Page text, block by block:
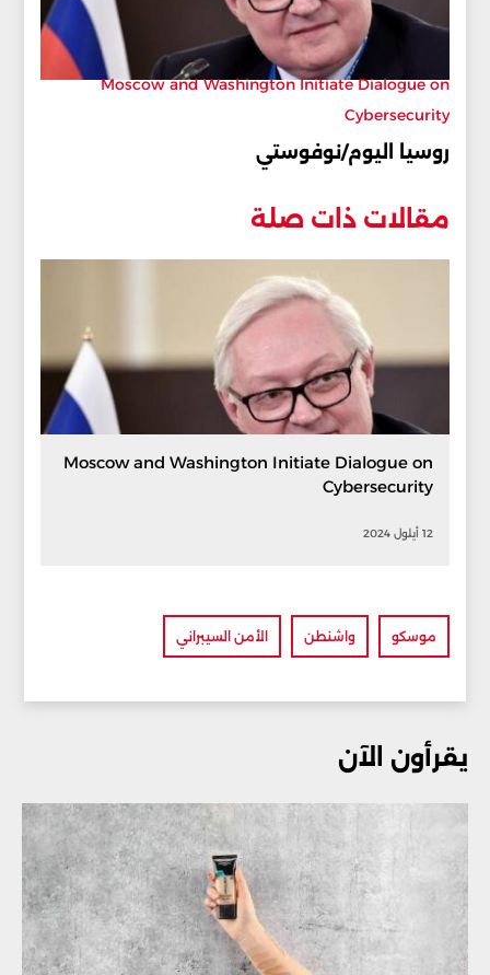
Moscow and Washington Initiate Dialogue on
Cybersecurity
روسيا اليوم/نوفوستي
مقالات ذات صلة
Moscow and Washington Initiate Dialogue on
Cybersecurity
12 أيلول 2024
موسكو واشنطن الأمن السيبراني
يقرأون الآن